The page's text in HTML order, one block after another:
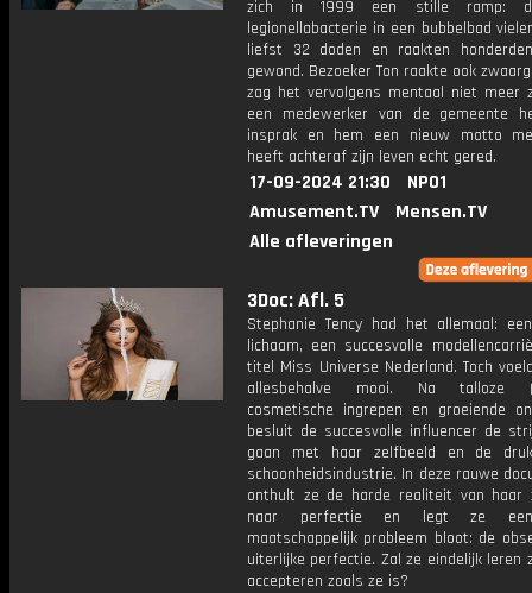
zich in 1999 een stille ramp:
legionellabacterie in een bubbelbad
liefst 32 doden en raakten
gewond. Bezoeker Ton raakte ook
zag het vervolgens mentaal niet meer
een medewerker van de gemeente
insprak en hem een nieuw motto
heeft achteraf zijn leven echt gered.
17-09-2024 21:30
NPO1
Amusement.TV
Mensen.TV
Alle afleveringen
3Doc: Afl. 5
Stephanie Tency had het allemaal:
lichaam, een succesvolle
titel Miss Universe Nederland. Toch
allesbehalve mooi. Na talloze
cosmetische ingrepen en groeiende
besluit de succesvolle influencer de
gaan met haar zelfbeeld en de
schoonheidsindustrie. In deze rauwe
onthult ze de harde realiteit van haar
naar perfectie en legt ze
maatschappelijk probleem bloot: de
uiterlijke perfectie. Zal ze eindelijk leren
accepteren zoals ze is?